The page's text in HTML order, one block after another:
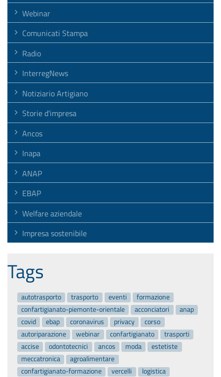
Webinar
Comunicati Stampa
Radio
InterregNews
Notiziario Artigiano
Storie d'impresa
Ancos
Inapa
ANAP
EBAP
Welfare aziendale
Impresa sostenibile
Tags
autotrasporto trasporto eventi
formazione
confartigianato-piemonte-orientale
acconciatori
anap
covid
ebap coronavirus privacy
corso
autoriparazione
webinar confartigianato
trasporti
accise
odontotecnici ancos moda
estetiste
meccatronica
agroalimentare
confartigianato-formazione
vercelli
logistica